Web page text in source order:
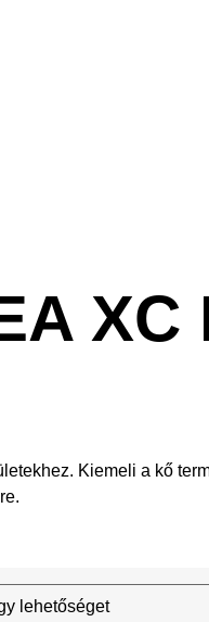
XC
Kiemeli a kő